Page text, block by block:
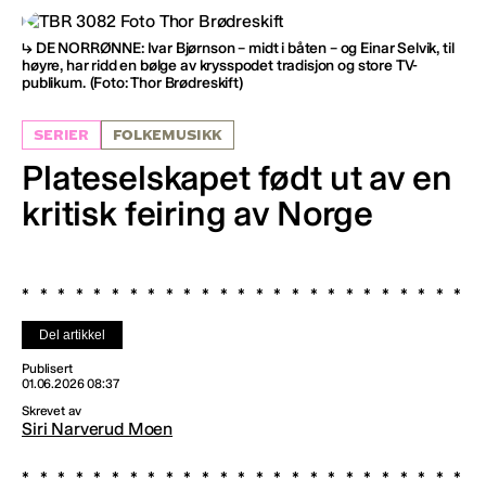
DE NORRØNNE: Ivar Bjørnson – midt i båten – og Einar Selvik, til
høyre, har ridd en bølge av krysspodet tradisjon og store TV-
publikum. (Foto: Thor Brødreskift)
SERIER FOLKEMUSIKK
Plateselskapet født ut av en
kritisk feiring av Norge
Del artikkel
Publisert
01.06.2026 08:37
Skrevet av
Siri Narverud Moen